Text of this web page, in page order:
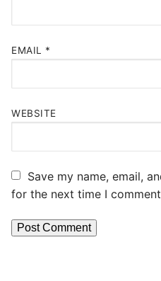
EMAIL *
WEBSITE
Save my name, email,
for the next time I